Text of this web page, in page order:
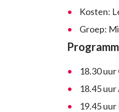
Kosten:
Groep:
18.30
18.45
19.45